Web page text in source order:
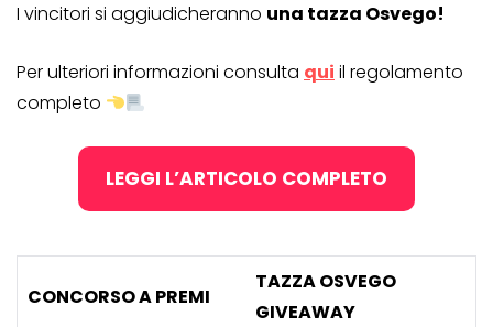
I vincitori si aggiudicheranno una tazza Osvego!
Per ulteriori informazioni consulta qui il regolamento
completo
LEGGI L’ARTICOLO COMPLETO
CONCORSO A PREMI
TAZZA OSVEGO
GIVEAWAY